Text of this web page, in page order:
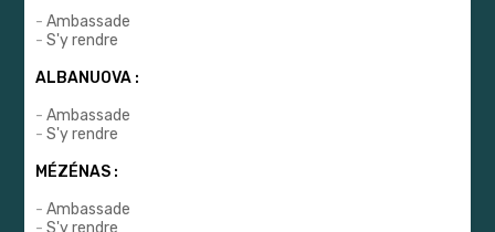
-Ambassade
-S'y rendre
ALBANUOVA :
-Ambassade
-S'y rendre
MÉZÉNAS :
-Ambassade